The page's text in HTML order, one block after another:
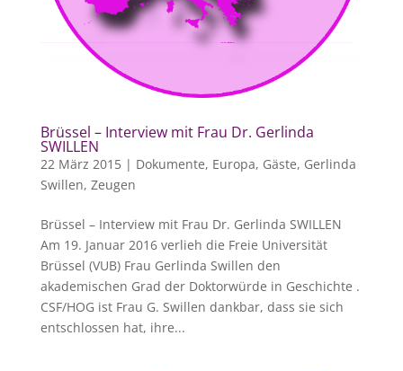
Brüssel – Interview mit Frau Dr. Gerlinda
SWILLEN
22 März 2015| Dokumente, Europa, Gäste, Gerlinda
Swillen, Zeugen
Brüssel – Interview mit Frau Dr. Gerlinda SWILLEN
Am 19. Januar 2016 verlieh die Freie Universität
Brüssel (VUB) Frau Gerlinda Swillen den
akademischen Grad der Doktorwürde in Geschichte .
CSF/HOG ist Frau G. Swillen dankbar, dass sie sich
entschlossen hat, ihre...